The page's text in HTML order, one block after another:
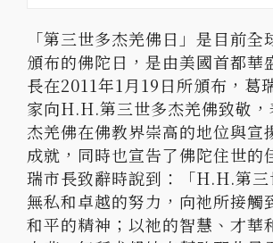
「第三世多杰羌佛日」是目前全
頒布的佛陀日，是由美國首都華
長在2011年1月19日所頒布，葛
家向H.H.第三世多杰羌佛致敬
杰羌佛在佛教界崇高的地位與宣
成就，同時也宣告了佛陀住世的
瑞市長致辭時說到：「H.H.第三
無私和卓越的努力，向祂所接觸
和平的精神；以祂的智慧、才華